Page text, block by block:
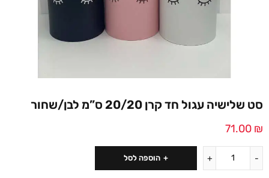
סט שלישיה עגול חד קרן 20/20 ס”מ לבן/שחור
71.00 ₪
הוספה לסל